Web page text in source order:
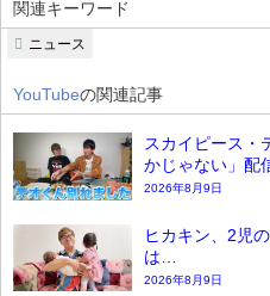
関連キーワード
ニュース
YouTubeの関連記事
スカイピース・
かじゃない」配
2026年8月9日
ヒカキン、2児
は…
2026年8月9日